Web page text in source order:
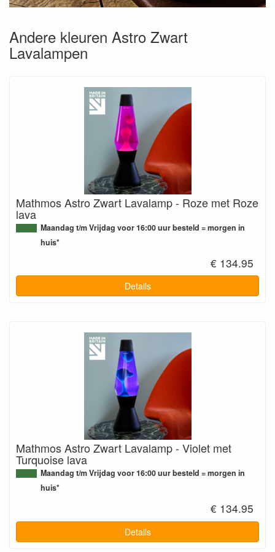
Andere kleuren Astro Zwart
Lavalampen
Mathmos Astro Zwart Lavalamp - Roze met Roze
lava
Maandag t/m Vrijdag voor 16:00 uur besteld = morgen in
huis*
€ 134.95
Details
Mathmos Astro Zwart Lavalamp - Violet met
Turquoise lava
Maandag t/m Vrijdag voor 16:00 uur besteld = morgen in
huis*
€ 134.95
Details